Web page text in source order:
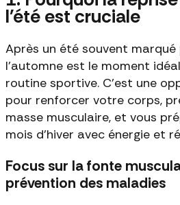
l'été est cruciale
Après un été souvent
l'automne est le moment
routine sportive. C'est une
pour renforcer votre corps,
masse musculaire, et vous
mois d'hiver avec énergie et
Focus sur la fonte
prévention des maladies